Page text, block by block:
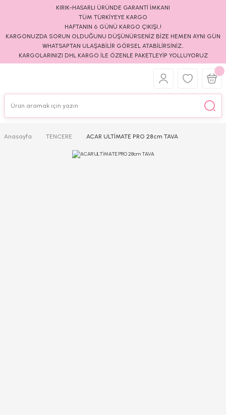
KIRIK-HASARLI ÜRÜNDE GARANTİ İMKANI
TÜM TÜRKİYEYE KARGO
HAFTANIN 6 GÜNÜ KARGO ÇIKIŞI..!
KARGONUZDA SORUN OLDUĞUNU DÜŞÜNÜRSENİZ BİZE HEMEN AYNI GÜN
WHATSAPTAN ULAŞABİLİR GÖRSEL ATABİLİRSİNİZ..
KARGOLARINIZI DHL KARGO İLE ÖZENLE PAKETLEYİP YOLLUYORUZ
Anasayfa TENCERE ACAR ULTİMATE PRO 28cm TAVA